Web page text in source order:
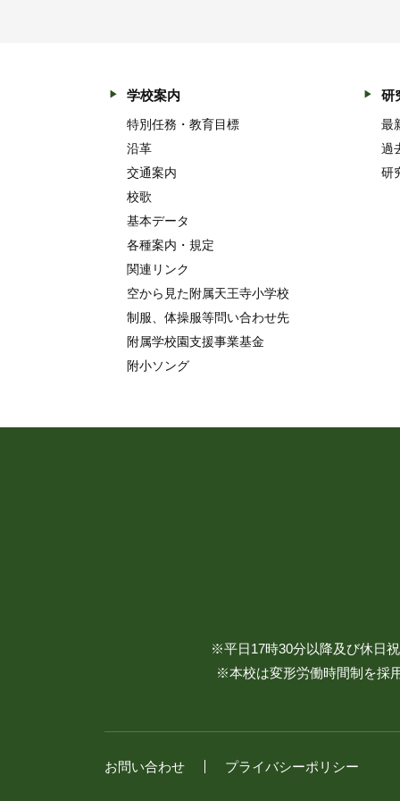
学校案内
特別任務・教育目標
沿革
交通案内
校歌
基本データ
各種案内・規定
関連リンク
空から見た附属天王寺小学校
制服、体操服等問い合わせ先
附属学校園支援事業基金
附小ソング
研
最
過
研
※平日17時30分以降及び休日
※本校は変形労働時間制を採
お問い合わせ プライバシーポリシー